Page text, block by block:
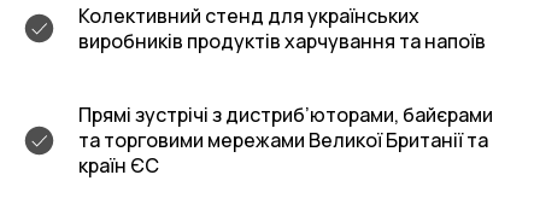
Колективний стенд для українських
виробників продуктів харчування та напоїв
Прямі зустрічі з дистриб’юторами, байєрами
та торговими мережами Великої Британії та
країн ЄС